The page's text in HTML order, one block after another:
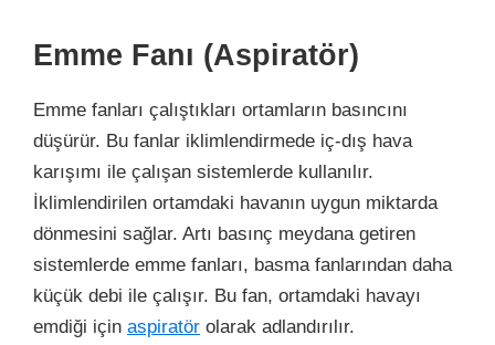
Emme Fanı (Aspiratör)
Emme fanları çalıştıkları ortamların basıncını
düşürür. Bu fanlar iklimlendirmede iç-dış hava
karışımı ile çalışan sistemlerde kullanılır.
İklimlendirilen ortamdaki havanın uygun miktarda
dönmesini sağlar. Artı basınç meydana getiren
sistemlerde emme fanları, basma fanlarından daha
küçük debi ile çalışır. Bu fan, ortamdaki havayı
emdiği için aspiratör olarak adlandırılır.